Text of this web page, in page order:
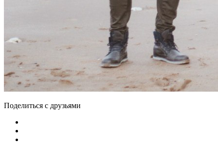
Поделиться с друзьями